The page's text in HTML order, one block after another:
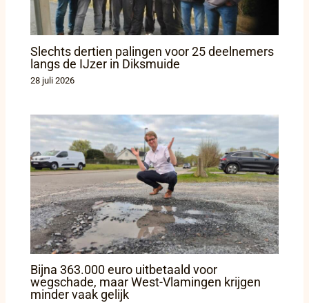
Slechts dertien palingen voor 25 deelnemers
langs de IJzer in Diksmuide
28 juli 2026
Bijna 363.000 euro uitbetaald voor
wegschade, maar West-Vlamingen krijgen
minder vaak gelijk